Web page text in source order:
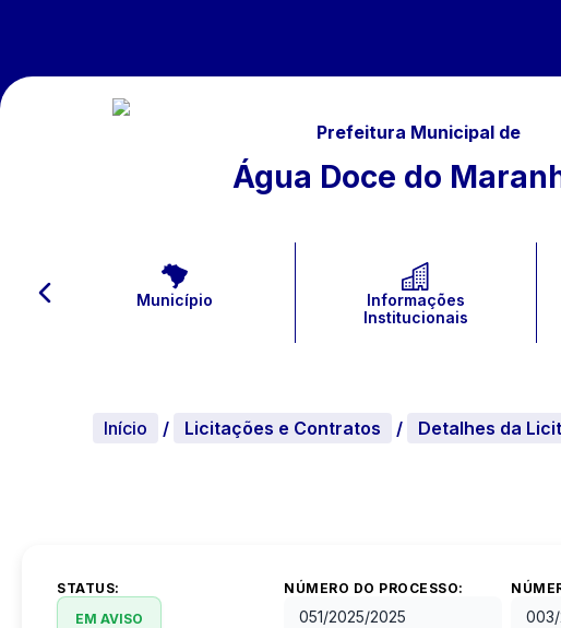
Prefeitura Municipal de
Água Doce do
Município
Informações
Institucionais
Início / Licitações e Contratos / Detalhes da
STATUS:
EM AVISO
NÚMERO DO PROCESSO:
051/2025/2025